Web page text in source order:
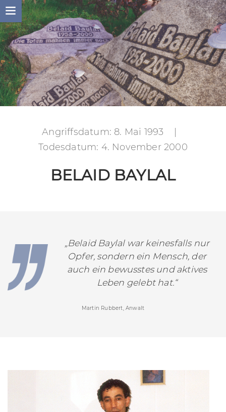
Skip
to
content
Angriffsdatum: 8. Mai 1993
Todesdatum: 4. November 2000
BELAID BAYLAL
„Belaid Baylal war keinesfalls nur
Opfer, sondern ein Mensch, der
auch ein bewusstes und aktives
Leben gelebt hat.“
Martin Rubbert, Anwalt